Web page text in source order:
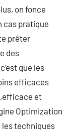
on fonce
cas pratique
prêter
des
que les
efficaces
et
Optimization
techniques